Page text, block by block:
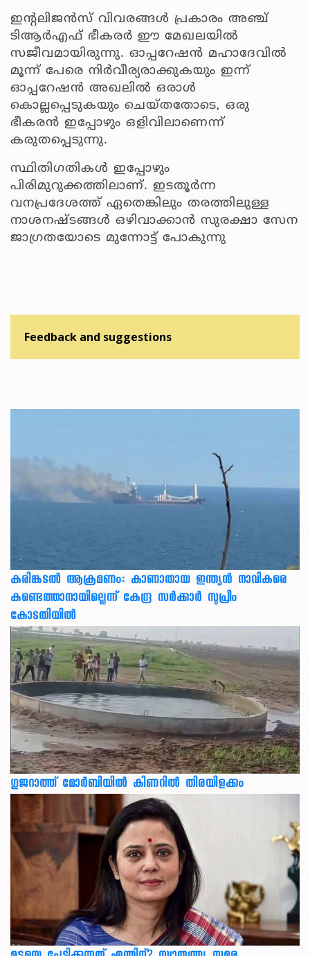
ഇന്റലിജൻസ് വിവരങ്ങൾ പ്രകാരം അഞ്ച്
ടിആർഎഫ് ഭീകരർ ഈ മേഖലയിൽ
സജീവമായിരുന്നു. ഓപ്പറേഷൻ മഹാദേവിൽ
മൂന്ന് പേരെ നിർവീര്യരാക്കുകയും ഇന്ന്
ഓപ്പറേഷൻ അഖലിൽ ഒരാൾ
കൊല്ലപ്പെടുകയും ചെയ്തതോടെ, ഒരു
ഭീകരൻ ഇപ്പോഴും ഒളിവിലാണെന്ന്
കരുതപ്പെടുന്നു.
സ്ഥിതിഗതികൾ ഇപ്പോഴും
പിരിമുറുക്കത്തിലാണ്. ഇടതൂർന്ന
വനപ്രദേശത്ത് ഏതെങ്കിലും തരത്തിലുള്ള
നാശനഷ്ടങ്ങൾ ഒഴിവാക്കാൻ സുരക്ഷാ സേന
ജാഗ്രതയോടെ മുന്നോട്ട് പോകുന്നു
Feedback and suggestions
കരിങ്കടൽ ആക്രമണം: കാണാതായ ഇന്ത്യൻ നാവികരെ
കണ്ടെത്താനായില്ലെന്ന് കേന്ദ്ര സർക്കാർ സുപ്രീം
കോടതിയിൽ
ഗുജറാത്ത് മോർബിയിൽ കിണറിൽ തിരയിളക്കം